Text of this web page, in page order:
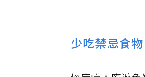
少吃禁忌食